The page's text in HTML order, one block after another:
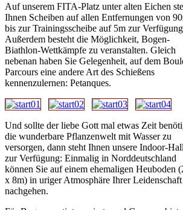
Auf unserem FITA-Platz unter alten Eichen
Ihnen Scheiben auf allen Entfernungen von
bis zur Trainingsscheibe auf 5m zur
Außerdem besteht die Möglichkeit, Bogen-
Biathlon-Wettkämpfe zu veranstalten. Gleich
nebenan haben Sie Gelegenheit, auf dem
Parcours eine andere Art des Schießens
kennenzulernen: Petanques.
Und sollte der liebe Gott mal etwas Zeit
die wunderbare Pflanzenwelt mit Wasser zu
versorgen, dann steht Ihnen unsere Indoor-
zur Verfügung: Einmalig in Norddeutschland
können Sie auf einem ehemaligen Heuboden
x 8m) in uriger Atmosphäre Ihrer Leidenschaft
nachgehen.